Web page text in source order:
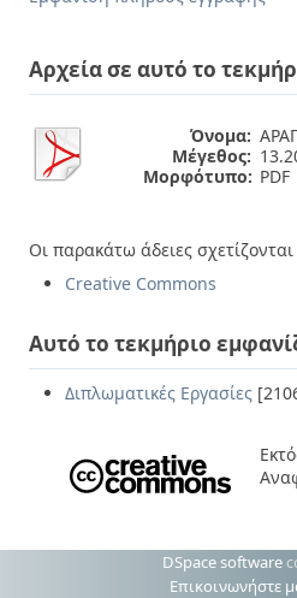
Αρχεία σε αυτό το
Όνομα:
Μέγεθος:
Μορφότυπο: PDF
Οι παρακάτω άδειες
Creative Commons
Αυτό το τεκμήριο
Διπλωματικές Εργασίες
DSpace software
Επικοινωνήστε